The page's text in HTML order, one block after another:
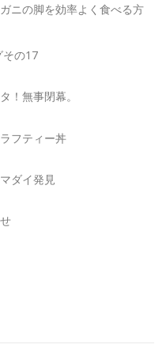
ガニの脚を効率よく食べる方
その17
！無事閉幕。
フティー丼
ダイ発見